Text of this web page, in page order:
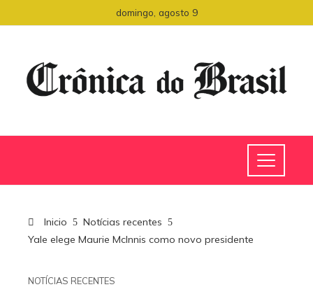
domingo, agosto 9
Inicio
Notícias recentes
Yale elege Maurie McInnis como novo presidente
NOTÍCIAS RECENTES